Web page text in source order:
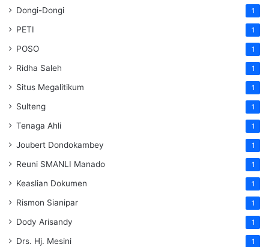
Dongi-Dongi 1
PETI 1
POSO 1
Ridha Saleh 1
Situs Megalitikum 1
Sulteng 1
Tenaga Ahli 1
Joubert Dondokambey 1
Reuni SMANLI Manado 1
Keaslian Dokumen 1
Rismon Sianipar 1
Dody Arisandy 1
Drs. Hj. Mesini 1